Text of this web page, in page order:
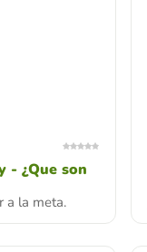
- ¿Que son
a la meta.